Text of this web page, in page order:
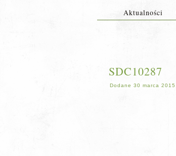
Aktualności
SDC10287
Dodane 30 marca 2015